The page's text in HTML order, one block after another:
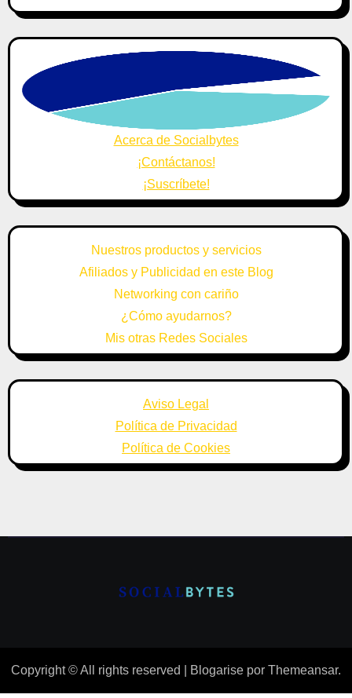
Acerca de Socialbytes
¡Contáctanos!
¡Suscríbete!
Nuestros productos y servicios
Afiliados y Publicidad en este Blog
Networking con cariño
¿Cómo ayudarnos?
Mis otras Redes Sociales
Aviso Legal
Política de Privacidad
Política de Cookies
Copyright © All rights reserved Blogarise por Themeansar.